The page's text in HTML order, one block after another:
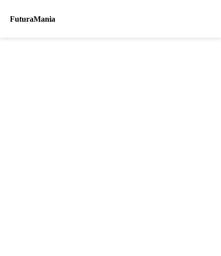
FuturaMania